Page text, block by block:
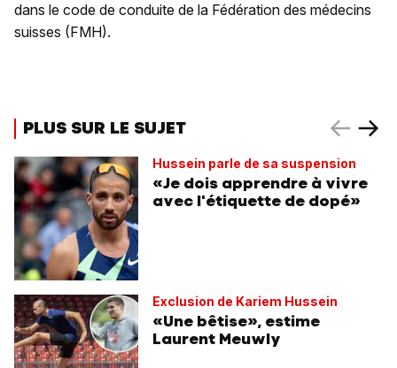
dans le code de conduite de la Fédération des médecins
suisses (FMH).
PLUS SUR LE SUJET
Hussein parle de sa suspension
«Je dois apprendre à vivre
avec l'étiquette de dopé»
Exclusion de Kariem Hussein
«Une bêtise», estime
Laurent Meuwly